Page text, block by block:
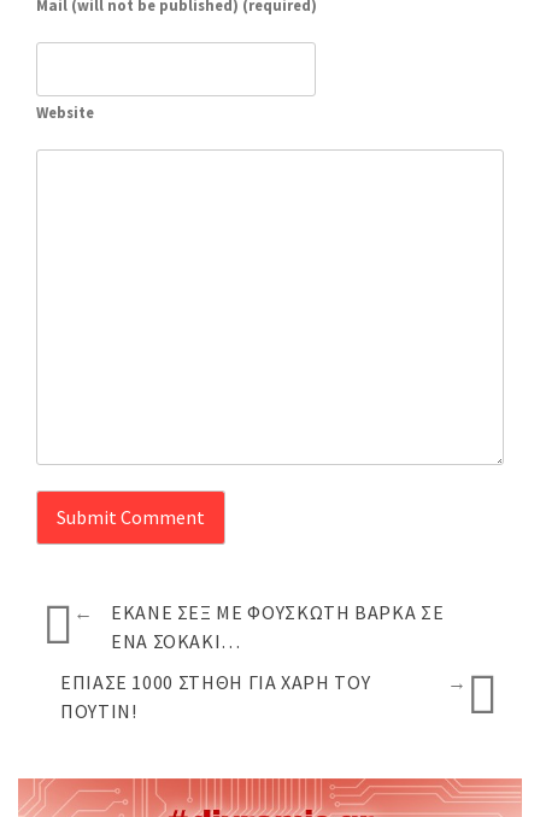
Mail (will not be published) (required)
Website
←
ΈΚΑΝΕ ΣΕΞ ΜΕ ΦΟΥΣΚΩΤΉ ΒΆΡΚΑ ΣΕ
ΈΝΑ ΣΟΚΆΚΙ…
ΈΠΙΑΣΕ 1000 ΣΤΉΘΗ ΓΙΑ ΧΆΡΗ ΤΟΥ
ΠΟΎΤΙΝ!
→